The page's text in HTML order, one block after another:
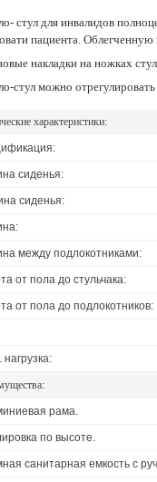
пациента.
накладки на ножках
стул можно
характеристики:
сиденья:
сиденья:
между подлокотниками:
от пола до стульчака:
от пола до подлокотников:
нагрузка:
рама.
по высоте.
санитарная емкость с